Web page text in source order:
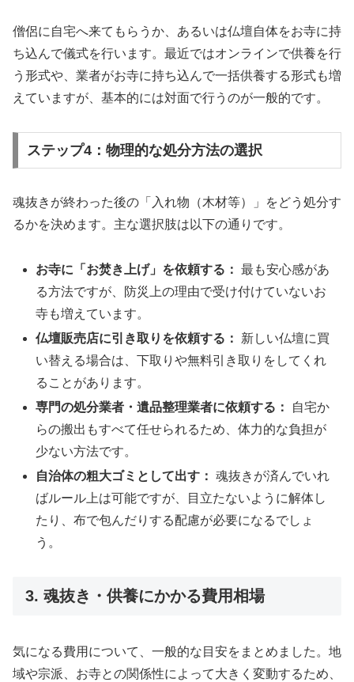
僧侶に自宅へ来てもらうか、あるいは仏壇自体をお寺に持
ち込んで儀式を行います。最近ではオンラインで供養を行
う形式や、業者がお寺に持ち込んで一括供養する形式も増
えていますが、基本的には対面で行うのが一般的です。
ステップ4：物理的な処分方法の選択
魂抜きが終わった後の「入れ物（木材等）」をどう処分す
るかを決めます。主な選択肢は以下の通りです。
お寺に「お焚き上げ」を依頼する： 最も安心感があ
る方法ですが、防災上の理由で受け付けていないお
寺も増えています。
仏壇販売店に引き取りを依頼する：
新しい仏壇に買
い替える場合は、下取りや無料引き取りをしてくれ
ることがあります。
専門の処分業者・遺品整理業者に依頼する：
自宅か
らの搬出もすべて任せられるため、体力的な負担が
少ない方法です。
自治体の粗大ゴミとして出す： 魂抜きが済んでいれ
ばルール上は可能ですが、目立たないように解体し
たり、布で包んだりする配慮が必要になるでしょ
う。
3. 魂抜き・供養にかかる費用相場
気になる費用について、一般的な目安をまとめました。地
域や宗派、お寺との関係性によって大きく変動するため、